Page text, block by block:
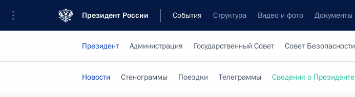
Президент России События Структура Видео и фото Документы
Президент Администрация Государственный Совет Совет Безопасности
Новости Стенограммы Поездки Телеграммы Сведения о Президенте